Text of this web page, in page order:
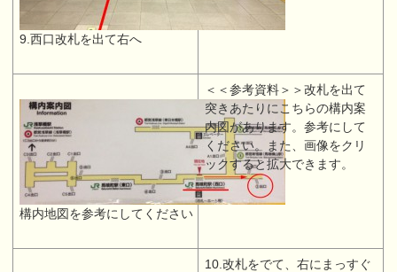
9.西口改札を出て右へ
構内地図を参考にしてください
＜＜参考資料＞＞改札を出て
突きあたりにこちらの構内案
内図があります。参考にして
ください。また、画像をクリ
ックすると拡大できます。
10.改札をでて、右にまっすぐ